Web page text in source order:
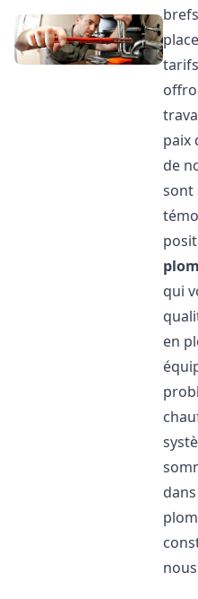
paix
de
sont
qui
en
nous